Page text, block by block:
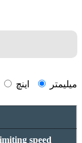
میلیمتر اینچ
speed